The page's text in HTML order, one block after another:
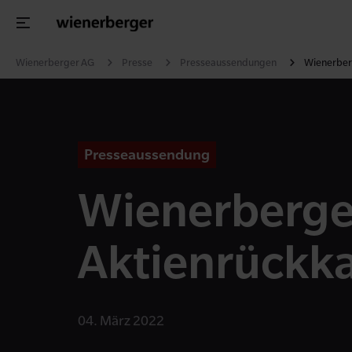
Wienerberger AG Presse Presseaussendungen
Presseaussendung
04. März 2022